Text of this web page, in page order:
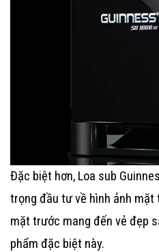
Đặc biệt hơn, Loa sub
trọng đầu tư về hình ảnh
mặt trước mang đến vẻ đẹp
phẩm đặc biệt này.